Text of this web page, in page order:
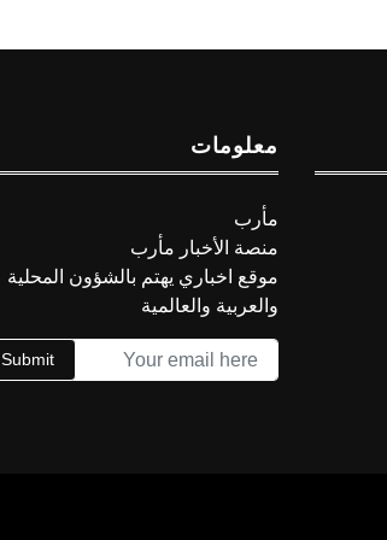
معلومات
مأرب
منصة الأخبار مأرب
موقع اخباري يهتم بالشؤون المحلية
والعربية والعالمية
Submit